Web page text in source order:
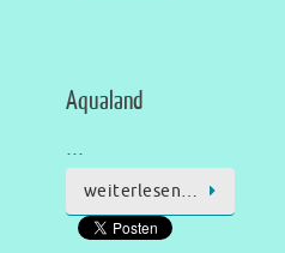
Aqualand
…
weiterlesen…